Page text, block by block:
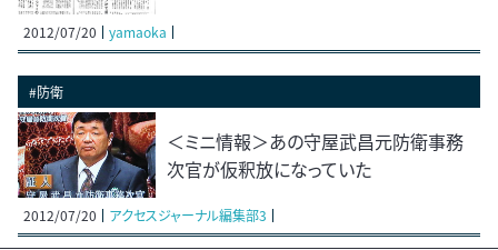
2012/07/20 yamaoka
#防衛
＜ミニ情報＞あの守屋武昌元防衛事務
次官が仮釈放になっていた
2012/07/20 アクセスジャーナル編集部3